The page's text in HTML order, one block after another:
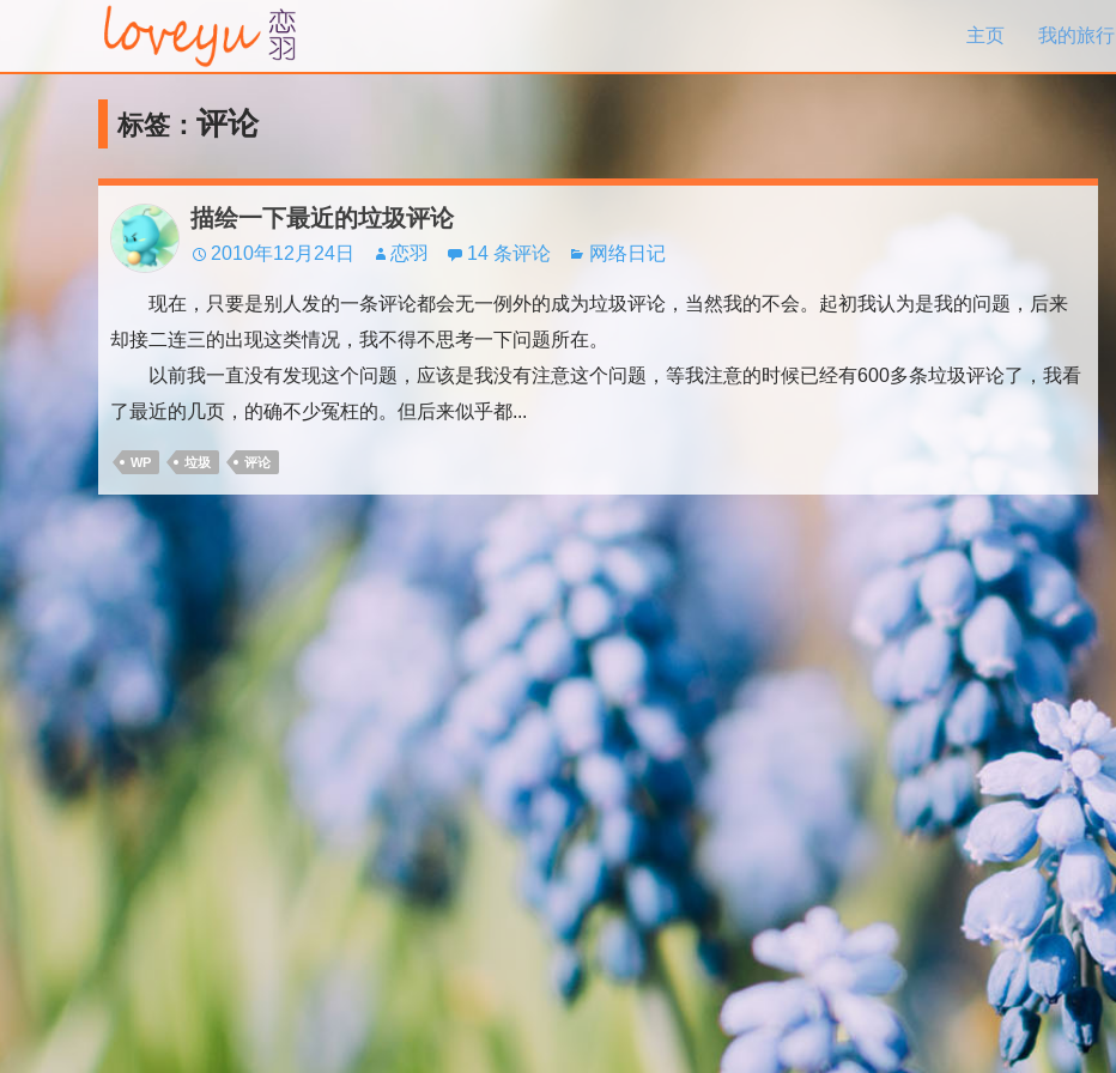
主页
我的旅行
标签： 评论
描绘一下最近的垃圾评论
2010年12月24日 恋羽 14 条评论 网络日记
现在，只要是别人发的一条评论都会无一例外的成为垃圾评论，当然我的不会。起初我认为是我的问题，后来
却接二连三的出现这类情况，我不得不思考一下问题所在。
以前我一直没有发现这个问题，应该是我没有注意这个问题，等我注意的时候已经有600多条垃圾评论了，我看
了最近的几页，的确不少冤枉的。但后来似乎都...
WP 垃圾 评论